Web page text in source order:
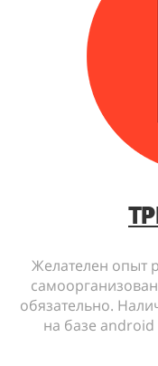
Желателен опыт
обязательно.
на базе